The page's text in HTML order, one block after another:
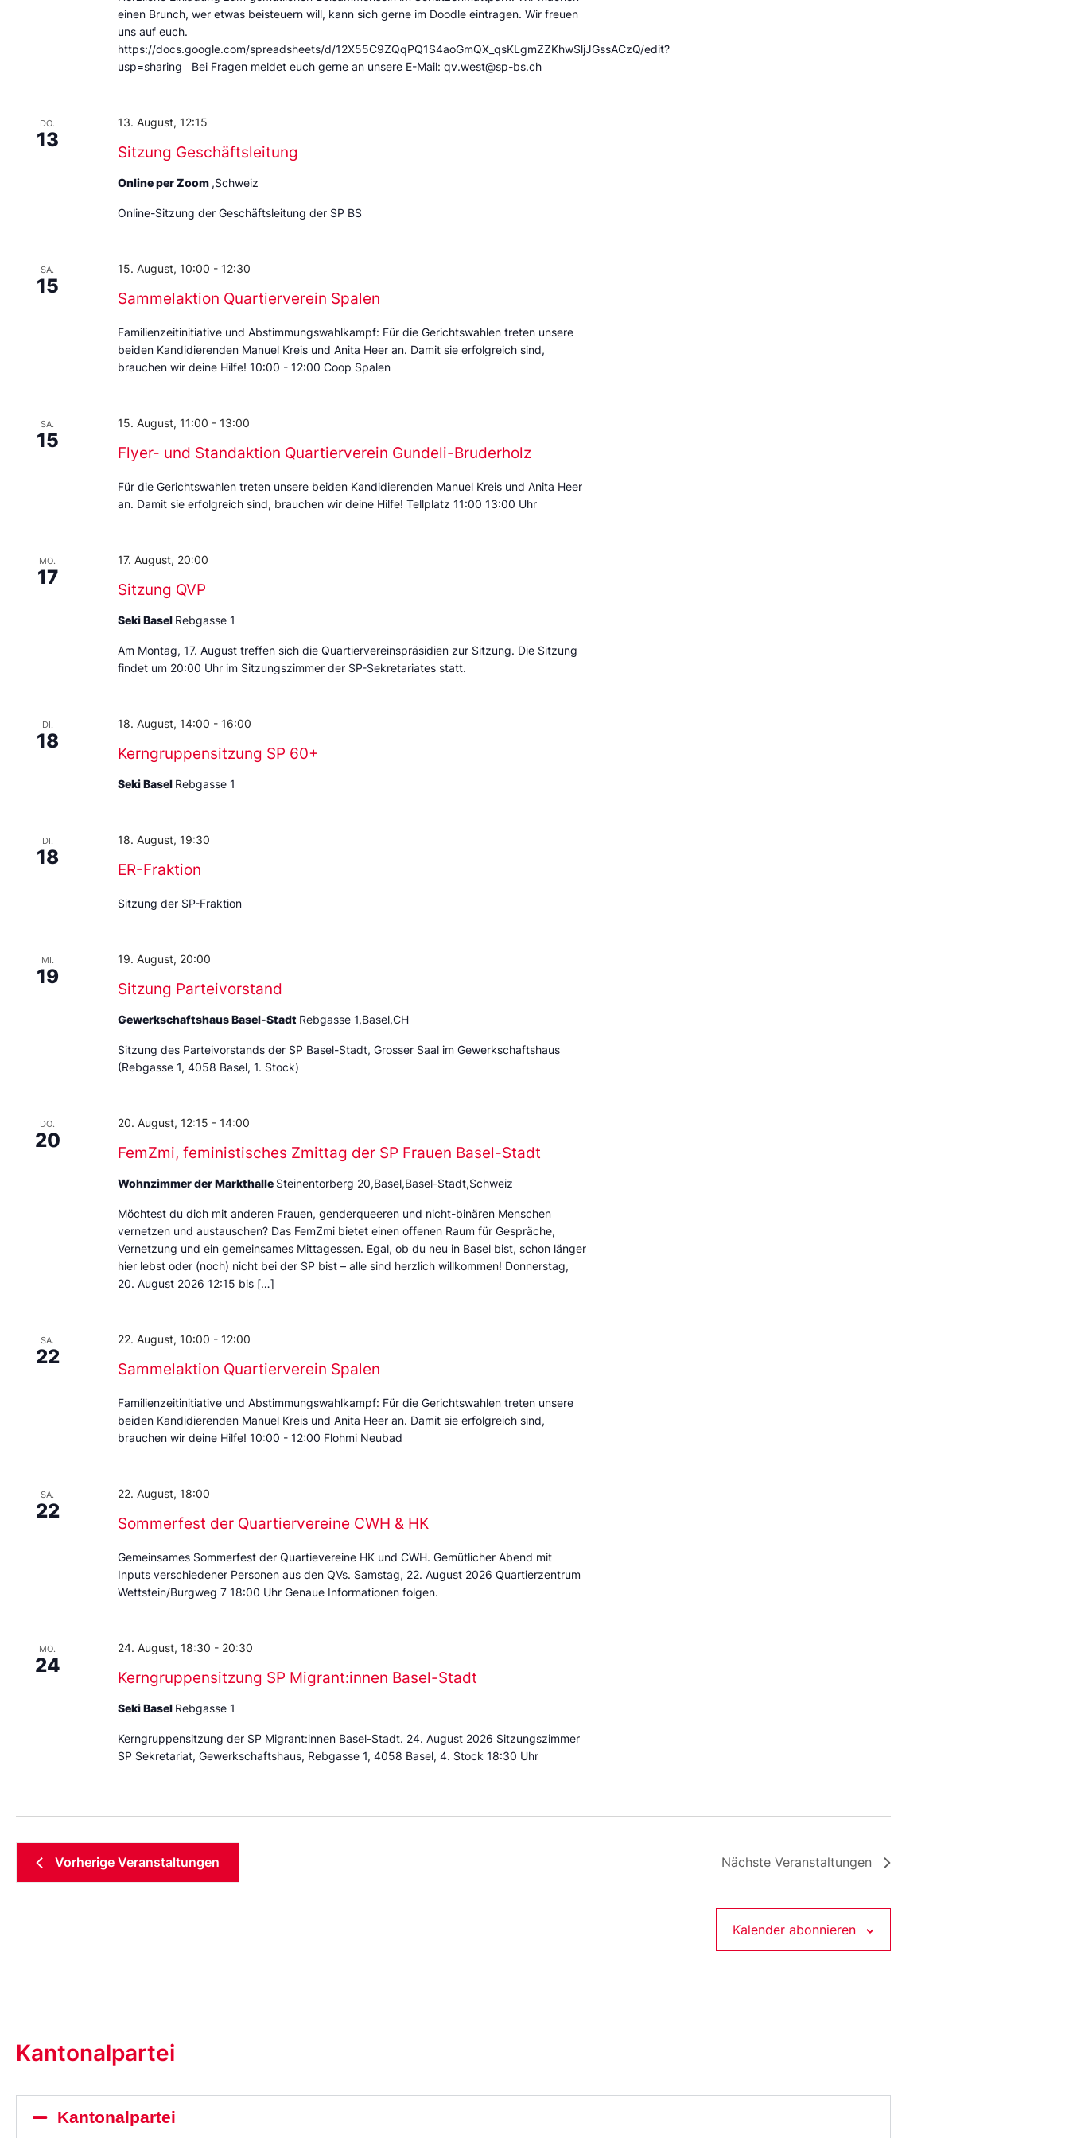
einen Brunch, wer etwas beisteuern will, kann sich gerne im Doodle eintragen. Wir freuen
uns auf euch.
https://docs.google.com/spreadsheets/d/12X55C9ZQqPQ1S4aoGmQX_qsKLgmZZKhwSljJGssACzQ/edit?
usp=sharing Bei Fragen meldet euch gerne an unsere E-Mail: qv.west@sp-bs.ch
DO.
13
Sitzung Geschäftsleitung
13. August, 12:15
Online per Zoom ,Schweiz
Online-Sitzung der Geschäftsleitung der SP BS
SA.
15
Sammelaktion Quartierverein Spalen
15. August, 10:00 - 12:30
Familienzeitinitiative und Abstimmungswahlkampf: Für die Gerichtswahlen treten unsere
beiden Kandidierenden Manuel Kreis und Anita Heer an. Damit sie erfolgreich sind,
brauchen wir deine Hilfe! 10:00 - 12:00 Coop Spalen
SA.
15
Flyer- und Standaktion Quartierverein Gundeli-Bruderholz
15. August, 11:00 - 13:00
Für die Gerichtswahlen treten unsere beiden Kandidierenden Manuel Kreis und Anita Heer
an. Damit sie erfolgreich sind, brauchen wir deine Hilfe! Tellplatz 11:00 13:00 Uhr
MO.
17
Sitzung QVP
17. August, 20:00
Seki Basel Rebgasse 1
Am Montag, 17. August treffen sich die Quartiervereinspräsidien zur Sitzung. Die Sitzung
findet um 20:00 Uhr im Sitzungszimmer der SP-Sekretariates statt.
DI.
18
Kerngruppensitzung SP 60+
18. August, 14:00 - 16:00
Seki Basel Rebgasse 1
DI.
18
ER-Fraktion
18. August, 19:30
Sitzung der SP-Fraktion
MI.
19
Sitzung Parteivorstand
19. August, 20:00
Gewerkschaftshaus Basel-Stadt Rebgasse 1,Basel,CH
Sitzung des Parteivorstands der SP Basel-Stadt, Grosser Saal im Gewerkschaftshaus
(Rebgasse 1, 4058 Basel, 1. Stock)
DO.
20
FemZmi, feministisches Zmittag der SP Frauen Basel-Stadt
20. August, 12:15 - 14:00
Wohnzimmer der Markthalle Steinentorberg 20,Basel,Basel-Stadt,Schweiz
Möchtest du dich mit anderen Frauen, genderqueeren und nicht-binären Menschen
vernetzen und austauschen? Das FemZmi bietet einen offenen Raum für Gespräche,
Vernetzung und ein gemeinsames Mittagessen. Egal, ob du neu in Basel bist, schon länger
hier lebst oder (noch) nicht bei der SP bist – alle sind herzlich willkommen! Donnerstag,
20. August 2026 12:15 bis […]
SA.
22
Sammelaktion Quartierverein Spalen
22. August, 10:00 - 12:00
Familienzeitinitiative und Abstimmungswahlkampf: Für die Gerichtswahlen treten unsere
beiden Kandidierenden Manuel Kreis und Anita Heer an. Damit sie erfolgreich sind,
brauchen wir deine Hilfe! 10:00 - 12:00 Flohmi Neubad
SA.
22
Sommerfest der Quartiervereine CWH & HK
22. August, 18:00
Gemeinsames Sommerfest der Quartievereine HK und CWH. Gemütlicher Abend mit
Inputs verschiedener Personen aus den QVs. Samstag, 22. August 2026 Quartierzentrum
Wettstein/Burgweg 7 18:00 Uhr Genaue Informationen folgen.
MO.
24
Kerngruppensitzung SP Migrant:innen Basel-Stadt
24. August, 18:30 - 20:30
Seki Basel Rebgasse 1
Kerngruppensitzung der SP Migrant:innen Basel-Stadt. 24. August 2026 Sitzungszimmer
SP Sekretariat, Gewerkschaftshaus, Rebgasse 1, 4058 Basel, 4. Stock 18:30 Uhr
Vorherige Veranstaltungen Nächste Veranstaltungen
Kalender abonnieren
Kantonalpartei
Kantonalpartei